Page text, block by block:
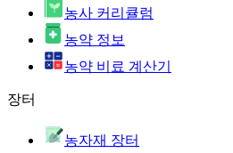
농사 커리큘럼
농약 정보
농약 비료 계산기
장터
농자재 장터